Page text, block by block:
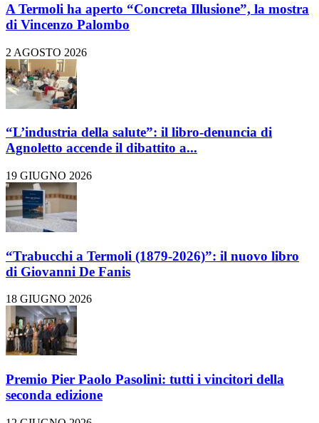
A Termoli ha aperto “Concreta Illusione”, la mostra
di Vincenzo Palombo
2 AGOSTO 2026
“L’industria della salute”: il libro-denuncia di
Agnoletto accende il dibattito a...
19 GIUGNO 2026
“Trabucchi a Termoli (1879-2026)”: il nuovo libro
di Giovanni De Fanis
18 GIUGNO 2026
Premio Pier Paolo Pasolini: tutti i vincitori della
seconda edizione